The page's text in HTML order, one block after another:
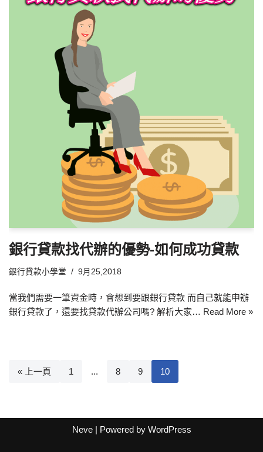
銀行貸款找代辦的優勢-如何成功貸款
銀行貸款小學堂 9月25,2018
當我們需要一筆資金時，會想到要跟銀行貸款 而自己就能申辦
銀行貸款了，還要找貸款代辦公司嗎? 解析大家… Read More »
« 上一頁 1 ... 8 9 10
Neve| Powered by WordPress